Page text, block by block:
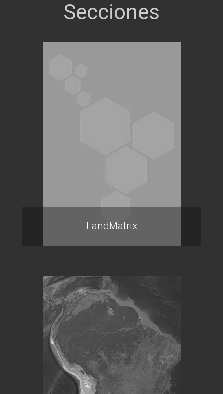
LandMatrix